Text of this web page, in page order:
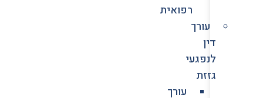
רפואית
עורך
דין
לנפגעי
גזזת
עורך